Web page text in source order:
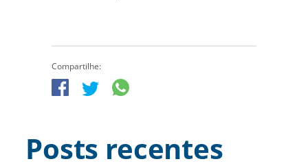
Compartilhe:
Posts recentes